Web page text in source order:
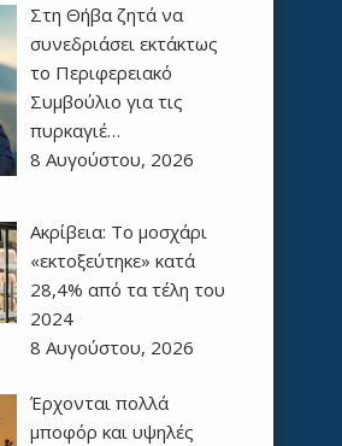
Στη Θήβα ζητά να
συνεδριάσει εκτάκτως
το Περιφερειακό
Συμβούλιο για τις
πυρκαγιέ…
8 Αυγούστου, 2026
Ακρίβεια: Το μοσχάρι
«εκτοξεύτηκε» κατά
28,4% από τα τέλη του
2024
8 Αυγούστου, 2026
Έρχονται πολλά
μποφόρ και υψηλές